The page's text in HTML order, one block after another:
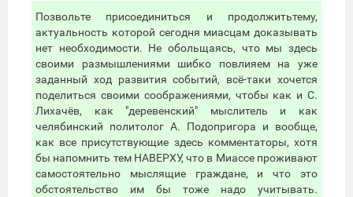
Позвольте присоединиться и продолжитьтему,
актуальность которой сегодня миасцам доказывать
нет необходимости. Не обольщаясь, что мы здесь
своими размышлениями шибко повлияем на уже
заданный ход развития событий, всё-таки хочется
поделиться своими соображениями, чтобы как и С.
Лихачёв, как "деревенский" мыслитель и как
челябинский политолог А. Подопригора и вообще,
как все присутствующие здесь комментаторы, хотя
бы напомнить тем НАВЕРХУ, что в Миассе проживают
самостоятельно мыслящие граждане, и что это
обстоятельство им бы тоже надо учитывать.